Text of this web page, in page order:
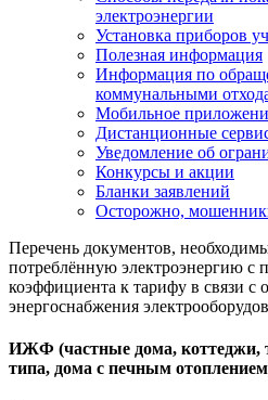
электроэнергии
Установка приборов
Полезная информация
Информация по
коммунальными
Мобильное
Дистанционные
Уведомление об
Конкурсы и акции
Бланки заявлений
Осторожно,
Перечень документов,
потреблённую электроэнергию
коэффициента к тарифу в связи с
энергоснабжения
ИЖФ (частные дома, коттеджи,
типа, дома с печным